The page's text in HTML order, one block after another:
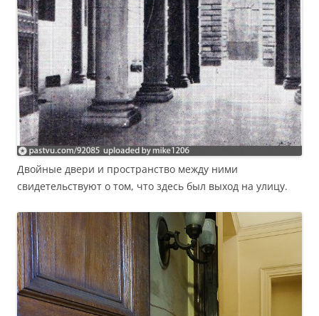
Двойные двери и пространство между ними
свидетельствуют о том, что здесь был выход на улицу.